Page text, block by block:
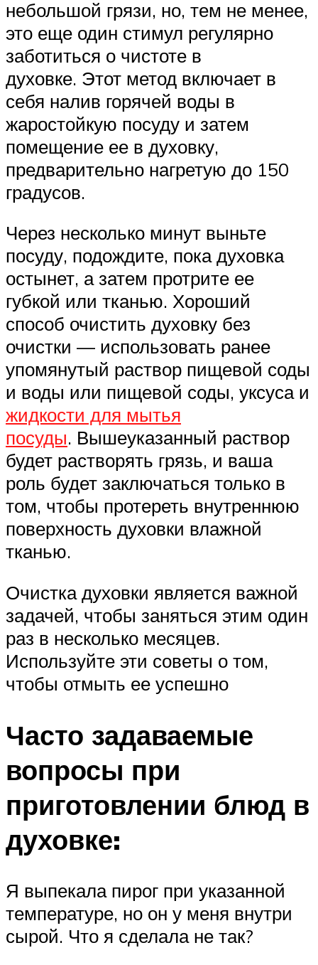
небольшой грязи, но, тем не менее,
это еще один стимул регулярно
заботиться о чистоте в
духовке. Этот метод включает в
себя налив горячей воды в
жаростойкую посуду и затем
помещение ее в духовку,
предварительно нагретую до 150
градусов.
Через несколько минут выньте
посуду, подождите, пока духовка
остынет, а затем протрите ее
губкой или тканью. Хороший
способ очистить духовку без
очистки — использовать ранее
упомянутый раствор пищевой соды
и воды или пищевой соды, уксуса и
жидкости для мытья
посуды. Вышеуказанный раствор
будет растворять грязь, и ваша
роль будет заключаться только в
том, чтобы протереть внутреннюю
поверхность духовки влажной
тканью.
Очистка духовки является важной
задачей, чтобы заняться этим один
раз в несколько месяцев.
Используйте эти советы о том,
чтобы отмыть ее успешно
Часто задаваемые
вопросы при
приготовлении блюд в
духовке:
Я выпекала пирог при указанной
температуре, но он у меня внутри
сырой. Что я сделала не так?